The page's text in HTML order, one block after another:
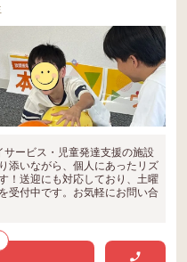
ービス・児童発達支援の施設
添いながら、個人にあったリズ
！送迎にも対応しており、土曜
受付中です。お気軽にお問い合